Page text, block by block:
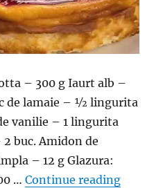
– 300 g Iaurt alb –
de lamaie – ½ lingurita
vanilie – 1 lingurita
buc. Amidon de
– 12 g Glazura:
…Continue reading